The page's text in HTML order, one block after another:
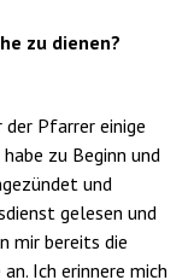
zu dienen?
Pfarrer einige
zu Beginn und
und
gelesen und
mir bereits die
Ich erinnere mich